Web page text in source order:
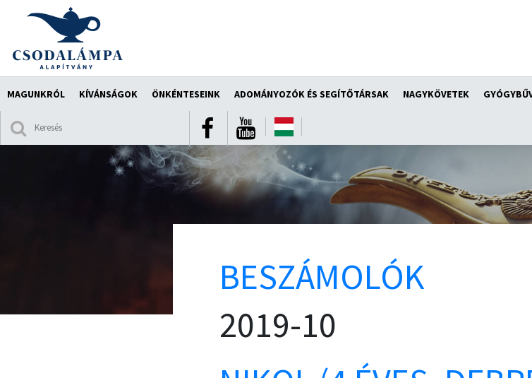
MAGUNKRÓL KÍVÁNSÁGOK ÖNKÉNTESEINK ADOMÁNYOZÓK ÉS SEGÍTŐTÁRSAK NAGYKÖVETEK
BESZÁMOLÓK
2019-10